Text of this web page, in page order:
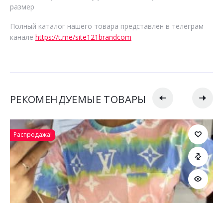
размер
Полный каталог нашего товара представлен в телеграм
канале https://t.me/site121brandcom
РЕКОМЕНДУЕМЫЕ ТОВАРЫ
Распродажа!